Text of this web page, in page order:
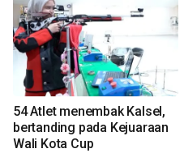
54 Atlet menembak Kalsel,
bertanding pada Kejuaraan
Wali Kota Cup